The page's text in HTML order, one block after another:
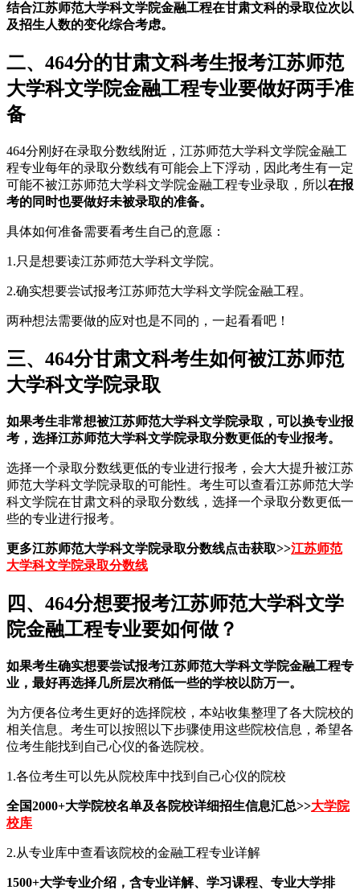
结合江苏师范大学科文学院金融工程在甘肃文科的录取位次以
及招生人数的变化综合考虑。
二、464分的甘肃文科考生报考江苏师范
大学科文学院金融工程专业要做好两手准
备
464分刚好在录取分数线附近，江苏师范大学科文学院金融工
程专业每年的录取分数线有可能会上下浮动，因此考生有一定
可能不被江苏师范大学科文学院金融工程专业录取，所以在报
考的同时也要做好未被录取的准备。
具体如何准备需要看考生自己的意愿：
1.只是想要读江苏师范大学科文学院。
2.确实想要尝试报考江苏师范大学科文学院金融工程。
两种想法需要做的应对也是不同的，一起看看吧！
三、464分甘肃文科考生如何被江苏师范
大学科文学院录取
如果考生非常想被江苏师范大学科文学院录取，可以换专业报
考，选择江苏师范大学科文学院录取分数更低的专业报考。
选择一个录取分数线更低的专业进行报考，会大大提升被江苏
师范大学科文学院录取的可能性。考生可以查看江苏师范大学
科文学院在甘肃文科的录取分数线，选择一个录取分数更低一
些的专业进行报考。
更多江苏师范大学科文学院录取分数线点击获取>>江苏师范
大学科文学院录取分数线
四、464分想要报考江苏师范大学科文学
院金融工程专业要如何做？
如果考生确实想要尝试报考江苏师范大学科文学院金融工程专
业，最好再选择几所层次稍低一些的学校以防万一。
为方便各位考生更好的选择院校，本站收集整理了各大院校的
相关信息。考生可以按照以下步骤使用这些院校信息，希望各
位考生能找到自己心仪的备选院校。
1.各位考生可以先从院校库中找到自己心仪的院校
全国2000+大学院校名单及各院校详细招生信息汇总>>大学院
校库
2.从专业库中查看该院校的金融工程专业详解
1500+大学专业介绍，含专业详解、学习课程、专业大学排